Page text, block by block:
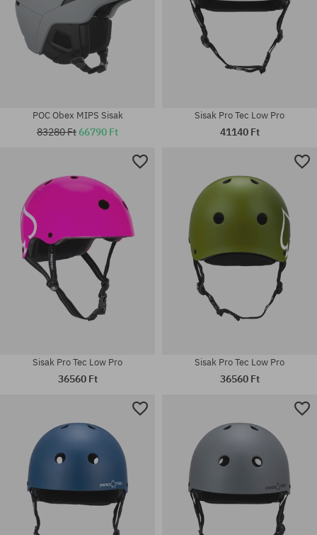
Elérhető méretek:
POC Obex MIPS Sisak
83280 Ft66790 Ft
Elérhető méretek:
L-XL; S-M; XS-S
Sisak Pro Tec Low Pro
41140 Ft
Sisak Pro Tec Low Pro
36560 Ft
Sisak Pro Tec Low Pro
36560 Ft